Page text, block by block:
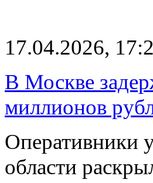
17.04.2026,
В Москве
миллионов
Оперативники
области